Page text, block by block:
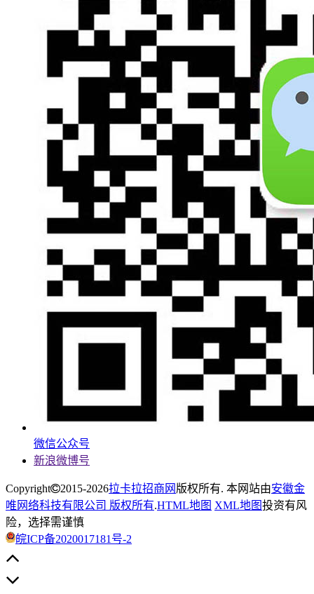
微信公众号
新浪微博号
Copyright 2015-2026拉卡拉招商网 版权所有. 本网站由安徽金
唯网络科技有限公司 版权所有.HTML地图 XML地图投资有风
险，选择需谨慎
皖ICP备2020017181号-2